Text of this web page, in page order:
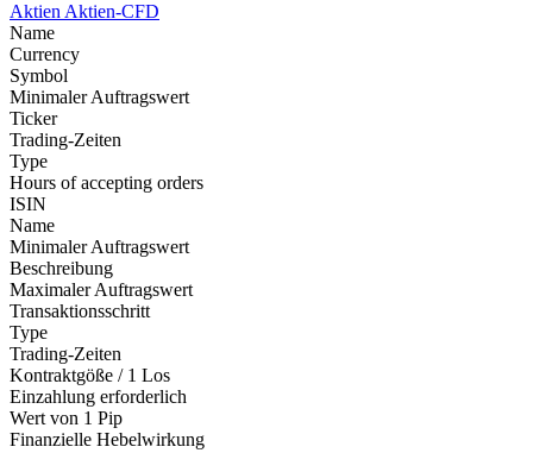
Aktien Aktien-CFD
Name
Currency
Symbol
Minimaler Auftragswert
Ticker
Trading-Zeiten
Type
Hours of accepting orders
ISIN
Name
Minimaler Auftragswert
Beschreibung
Maximaler Auftragswert
Transaktionsschritt
Type
Trading-Zeiten
Kontraktgöße / 1 Los
Einzahlung erforderlich
Wert von 1 Pip
Finanzielle Hebelwirkung